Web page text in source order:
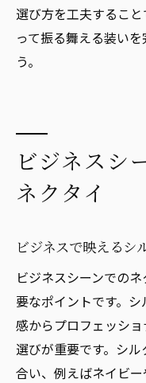
選び方を工夫するこ
って振る舞える装い
う。
ビジネスシ
ネクタイ
ビジネスで映えるシ
ビジネスシーンでの
要なポイントです。
感からプロフェッシ
選びが重要です。シ
合い、例えばネイビ